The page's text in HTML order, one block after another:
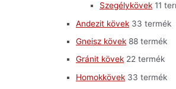
Szegélykövek 11
Andezit kövek 33 termék
Gneisz kövek 88 termék
Gránit kövek 22 termék
Homokkövek 33 termék